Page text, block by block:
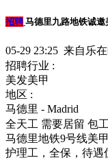
招聘 马德里九路地铁诚
05-29 23:25 来自乐
招聘行业 :
美发美甲
地区 :
马德里 - Madrid
全天工 需要居留 包
马德里地铁9号线美
护理工，全保，待遇